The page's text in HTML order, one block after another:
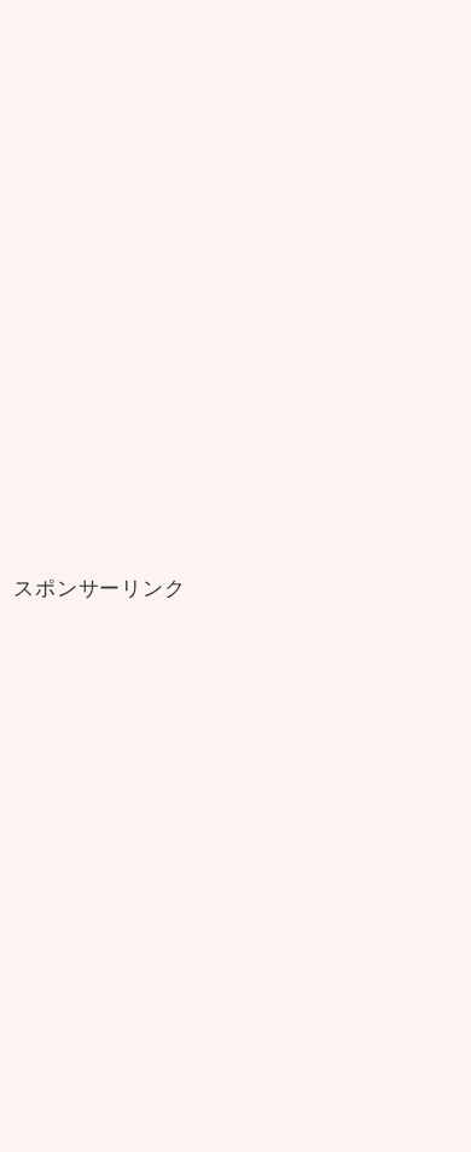
スポンサーリンク